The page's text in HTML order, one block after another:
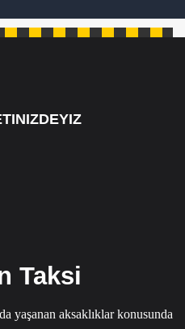
Taksi
yaşanan aksaklıklar konusunda